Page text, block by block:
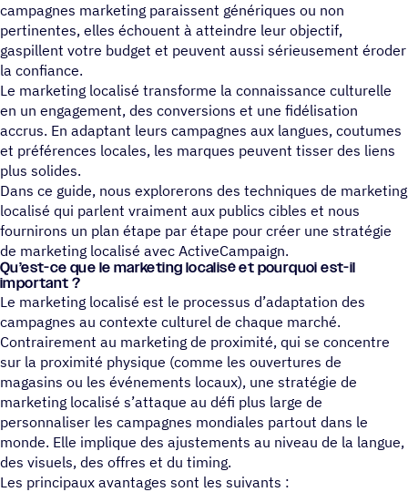
campagnes marketing paraissent génériques ou non
pertinentes, elles échouent à atteindre leur objectif,
gaspillent votre budget et peuvent aussi sérieusement éroder
la confiance.
Le marketing localisé transforme la connaissance culturelle
en un engagement, des conversions et une fidélisation
accrus. En adaptant leurs campagnes aux langues, coutumes
et préférences locales, les marques peuvent tisser des liens
plus solides.
Dans ce guide, nous explorerons des techniques de marketing
localisé qui parlent vraiment aux publics cibles et nous
fournirons un plan étape par étape pour créer une stratégie
de marketing localisé avec ActiveCampaign.
Qu’est-ce que le marke­ting loca­lisé et pour­quoi est-il
important ?
Le marketing localisé est le processus d’adaptation des
campagnes au contexte culturel de chaque marché.
Contrairement au marketing de proximité, qui se concentre
sur la proximité physique (comme les ouvertures de
magasins ou les événements locaux), une stratégie de
marketing localisé s’attaque au défi plus large de
personnaliser les campagnes mondiales partout dans le
monde. Elle implique des ajustements au niveau de la langue,
des visuels, des offres et du timing.
Les principaux avantages sont les suivants :